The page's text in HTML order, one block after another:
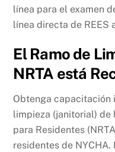
línea para el examen
línea directa de REES
El Ramo de
NRTA está
Obtenga capacitación
limpieza (janitorial) de
para Residentes
residentes de